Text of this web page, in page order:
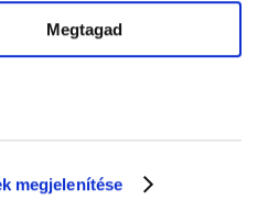
megjelenítése
Megtagad